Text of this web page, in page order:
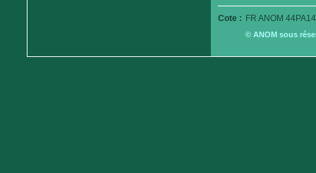
Cote : FR ANOM
© ANOM sous